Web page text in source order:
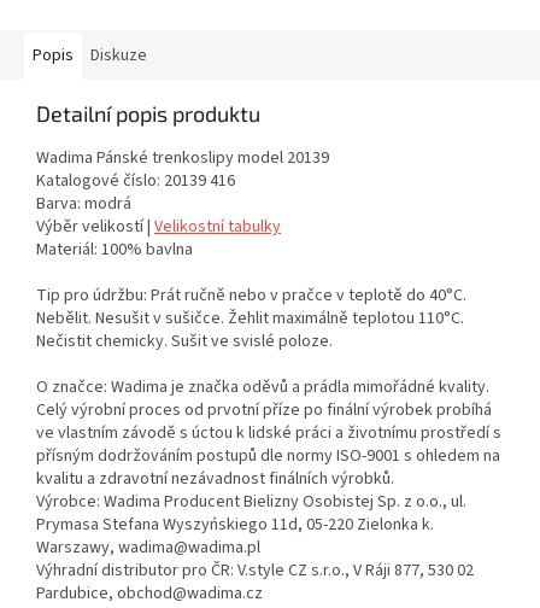
Popis Diskuze
Detailní popis produktu
Wadima Pánské trenkoslipy model 20139
Katalogové číslo: 20139 416
Barva: modrá
Výběr velikostí | Velikostní tabulky
Materiál: 100% bavlna
Tip pro údržbu: Prát ručně nebo v pračce v teplotě do 40°C.
Nebělit. Nesušit v sušičce. Žehlit maximálně teplotou 110°C.
Nečistit chemicky. Sušit ve svislé poloze.
O značce: Wadima je značka oděvů a prádla mimořádné kvality.
Celý výrobní proces od prvotní příze po finální výrobek probíhá
ve vlastním závodě s úctou k lidské práci a životnímu prostředí s
přísným dodržováním postupů dle normy ISO-9001 s ohledem na
kvalitu a zdravotní nezávadnost finálních výrobků.
Výrobce: Wadima Producent Bielizny Osobistej Sp. z o.o., ul.
Prymasa Stefana Wyszyńskiego 11d, 05-220 Zielonka k.
Warszawy, wadima@wadima.pl
Výhradní distributor pro ČR: V.style CZ s.r.o., V Ráji 877, 530 02
Pardubice, obchod@wadima.cz